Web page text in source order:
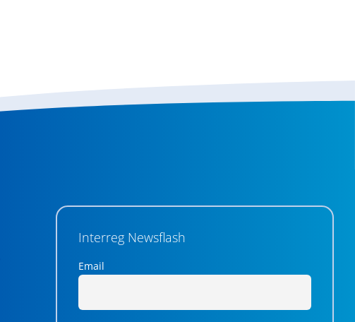
Interreg Newsflash
Email